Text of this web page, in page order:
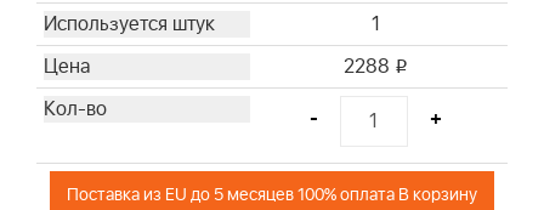
1
2288 i
- +
Поставка из EU до 5 месяцев 100% оплата В корзину